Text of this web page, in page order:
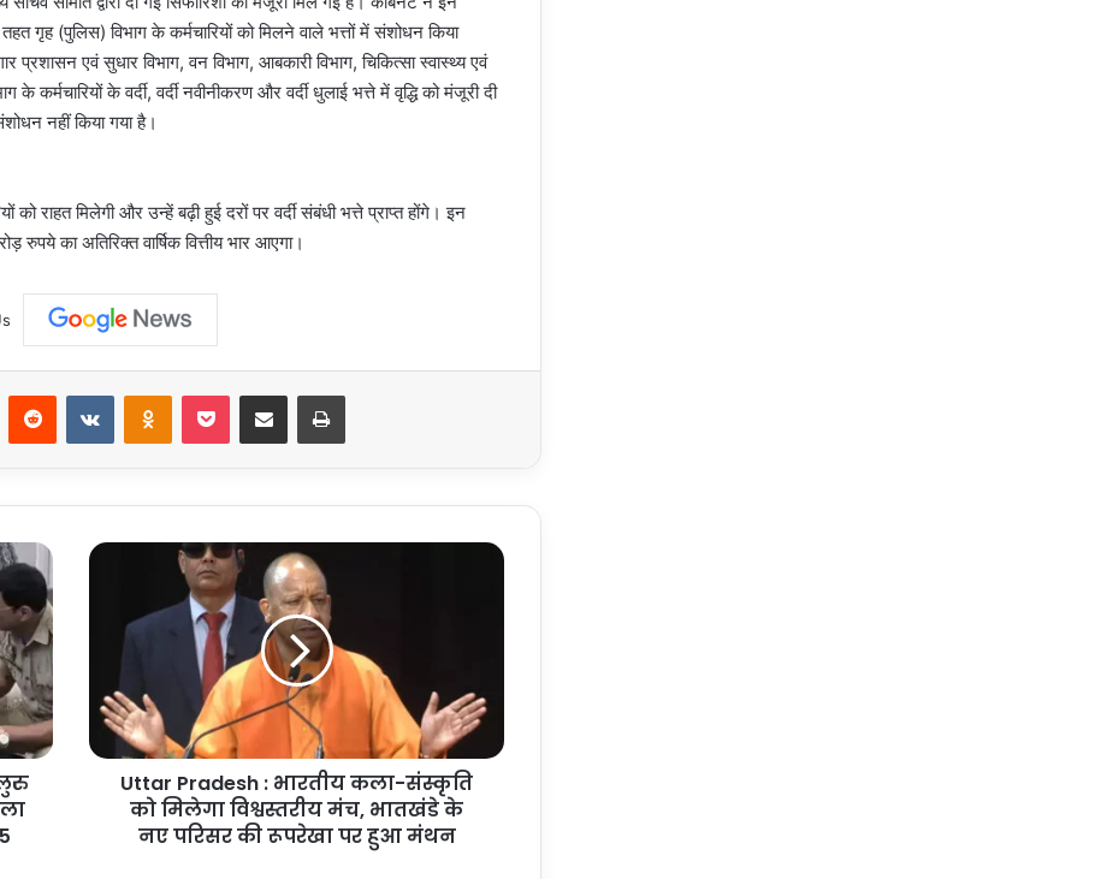
गृह (पुलिस) विभाग के कर्मचारियों को मिलने वाले भत्तों में संशोधन किया
प्रशासन एवं सुधार विभाग, वन विभाग, आबकारी विभाग, चिकित्सा स्वास्थ्य एवं
के कर्मचारियों के वर्दी, वर्दी नवीनीकरण और वर्दी धुलाई भत्ते में वृद्धि को मंजूरी दी
नहीं किया गया है।
को राहत मिलेगी और उन्हें बढ़ी हुई दरों पर वर्दी संबंधी भत्ते प्राप्त होंगे। इन
का अतिरिक्त वार्षिक वित्तीय भार आएगा।
Reddit VKontakteOdnoklassniki
Pocket Share via Email Print
Uttar
भारतीय
को
मिलेगा
विश्वस्तरीय
भातखंडे
Uttar Pradesh : भारतीय कला-संस्कृति
को मिलेगा विश्वस्तरीय मंच, भातखंडे के
नए परिसर की रूपरेखा पर हुआ मंथन